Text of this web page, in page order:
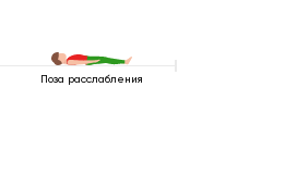
Поза расслабления